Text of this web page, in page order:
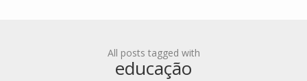
All posts tagged with
educação